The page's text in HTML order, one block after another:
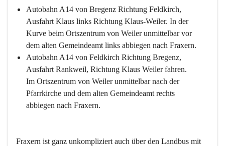
Autobahn A14 von Bregenz Richtung Feldkirch,
Ausfahrt Klaus links Richtung Klaus-Weiler. In der
Kurve beim Ortszentrum von Weiler unmittelbar vor
dem alten Gemeindeamt links abbiegen nach Fraxern.
Autobahn A14 von Feldkirch Richtung Bregenz,
Ausfahrt Rankweil, Richtung Klaus Weiler fahren.
Im Ortszentrum von Weiler unmittelbar nach der
Pfarrkirche und dem alten Gemeindeamt rechts
abbiegen nach Fraxern.
Fraxern ist ganz unkompliziert auch über den Landbus mit